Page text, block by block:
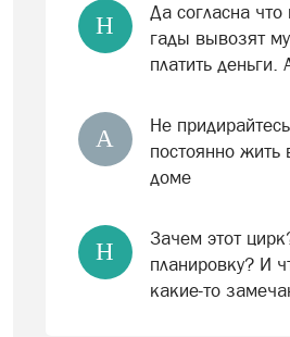
Н
Да согласна что
гады вывозят
платить деньги.
А
Не
постоянно жить
доме
Н
Зачем этот
планировку? И
какие-то